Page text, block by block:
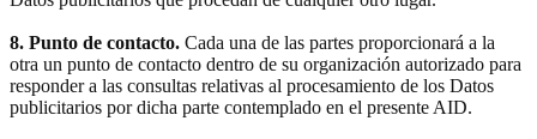
8. Punto de contacto. Cada una de las partes proporcionará a la
otra un punto de contacto dentro de su organización autorizado para
responder a las consultas relativas al procesamiento de los Datos
publicitarios por dicha parte contemplado en el presente AID.